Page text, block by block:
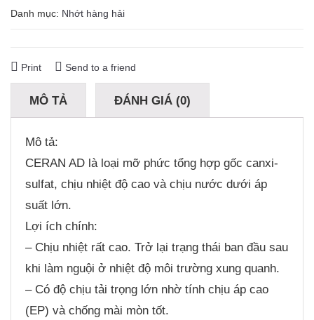
Danh mục: Nhớt hàng hải
Print Send to a friend
MÔ TẢ ĐÁNH GIÁ (0)
Mô tả:
CERAN AD là loại mỡ phức tổng hợp gốc canxi-
sulfat, chịu nhiệt độ cao và chịu nước dưới áp
suất lớn.
Lợi ích chính:
– Chịu nhiệt rất cao. Trở lại trạng thái ban đầu sau
khi làm nguội ở nhiệt độ môi trường xung quanh.
– Có độ chịu tải trọng lớn nhờ tính chịu áp cao
(EP) và chống mài mòn tốt.